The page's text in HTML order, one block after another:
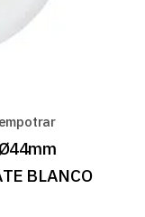
BLANCO